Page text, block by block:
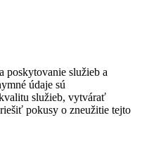
poskytovanie služieb a
údaje sú
služieb, vytvárať
pokusy o zneužitie tejto